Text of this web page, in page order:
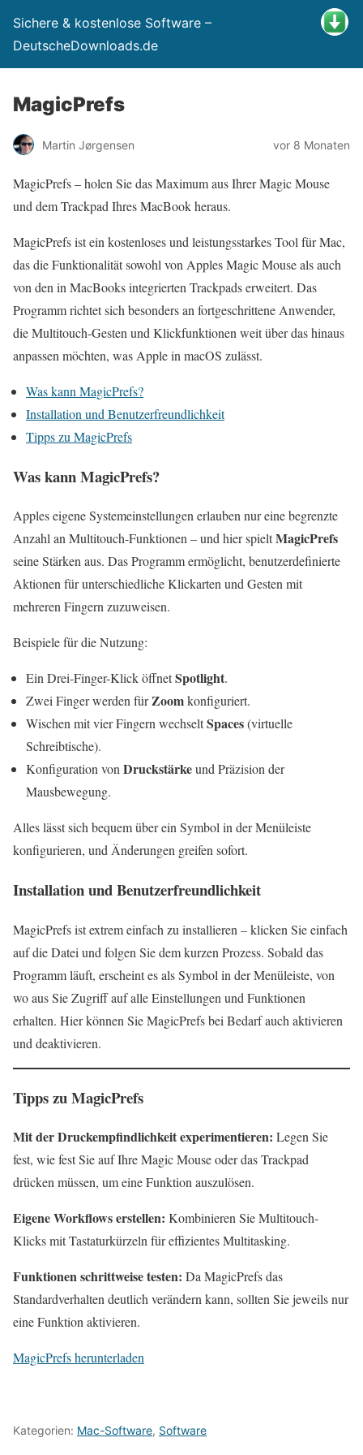
Sichere & kostenlose Software –
DeutscheDownloads.de
MagicPrefs
Martin Jørgensen vor 8 Monaten
MagicPrefs – holen Sie das Maximum aus Ihrer Magic Mouse
und dem Trackpad Ihres MacBook heraus.
MagicPrefs ist ein kostenloses und leistungsstarkes Tool für Mac,
das die Funktionalität sowohl von Apples Magic Mouse als auch
von den in MacBooks integrierten Trackpads erweitert. Das
Programm richtet sich besonders an fortgeschrittene Anwender,
die Multitouch-Gesten und Klickfunktionen weit über das hinaus
anpassen möchten, was Apple in macOS zulässt.
Was kann MagicPrefs?
Installation und Benutzerfreundlichkeit
Tipps zu MagicPrefs
Was kann MagicPrefs?
Apples eigene Systemeinstellungen erlauben nur eine begrenzte
Anzahl an Multitouch-Funktionen – und hier spieltMagicPrefs
seine Stärken aus. Das Programm ermöglicht, benutzerdefinierte
Aktionen für unterschiedliche Klickarten und Gesten mit
mehreren Fingern zuzuweisen.
Beispiele für die Nutzung:
Ein Drei-Finger-Klick öffnetSpotlight.
Zwei Finger werden fürZoomkonfiguriert.
Wischen mit vier Fingern wechseltSpaces(virtuelle
Schreibtische).
Konfiguration vonDruckstärkeund Präzision der
Mausbewegung.
Alles lässt sich bequem über ein Symbol in der Menüleiste
konfigurieren, und Änderungen greifen sofort.
Installation und Benutzerfreundlichkeit
MagicPrefs ist extrem einfach zu installieren – klicken Sie einfach
auf die Datei und folgen Sie dem kurzen Prozess. Sobald das
Programm läuft, erscheint es als Symbol in der Menüleiste, von
wo aus Sie Zugriff auf alle Einstellungen und Funktionen
erhalten. Hier können Sie MagicPrefs bei Bedarf auch aktivieren
und deaktivieren.
Tipps zu MagicPrefs
Mit der Druckempfindlichkeit experimentieren: Legen Sie
fest, wie fest Sie auf Ihre Magic Mouse oder das Trackpad
drücken müssen, um eine Funktion auszulösen.
Eigene Workflows erstellen: Kombinieren Sie Multitouch-
Klicks mit Tastaturkürzeln für effizientes Multitasking.
Funktionen schrittweise testen: Da MagicPrefs das
Standardverhalten deutlich verändern kann, sollten Sie jeweils nur
eine Funktion aktivieren.
MagicPrefs herunterladen
Kategorien: Mac-Software, Software